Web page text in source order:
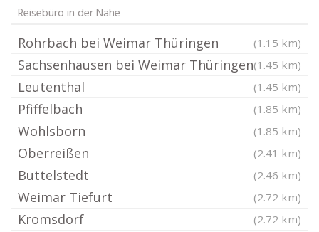
Reisebüro in der Nähe
Rohrbach bei Weimar Thüringen (1.15 km)
Sachsenhausen bei Weimar Thüringen(1.45 km)
Leutenthal (1.45 km)
Pfiffelbach (1.85 km)
Wohlsborn (1.85 km)
Oberreißen (2.41 km)
Buttelstedt (2.46 km)
Weimar Tiefurt (2.72 km)
Kromsdorf (2.72 km)